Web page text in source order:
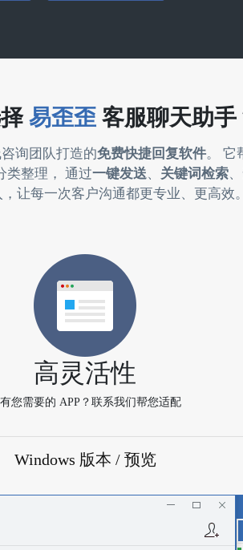
易歪歪 客服聊天助手
询团队打造的免费快捷回复软件 。
类整理， 通过一键发送 关键词检索、
让每一次客户沟通都更专业、更高效。
高灵活性
您需要的 APP？联系我们帮您适配
Windows 版本 / 预览